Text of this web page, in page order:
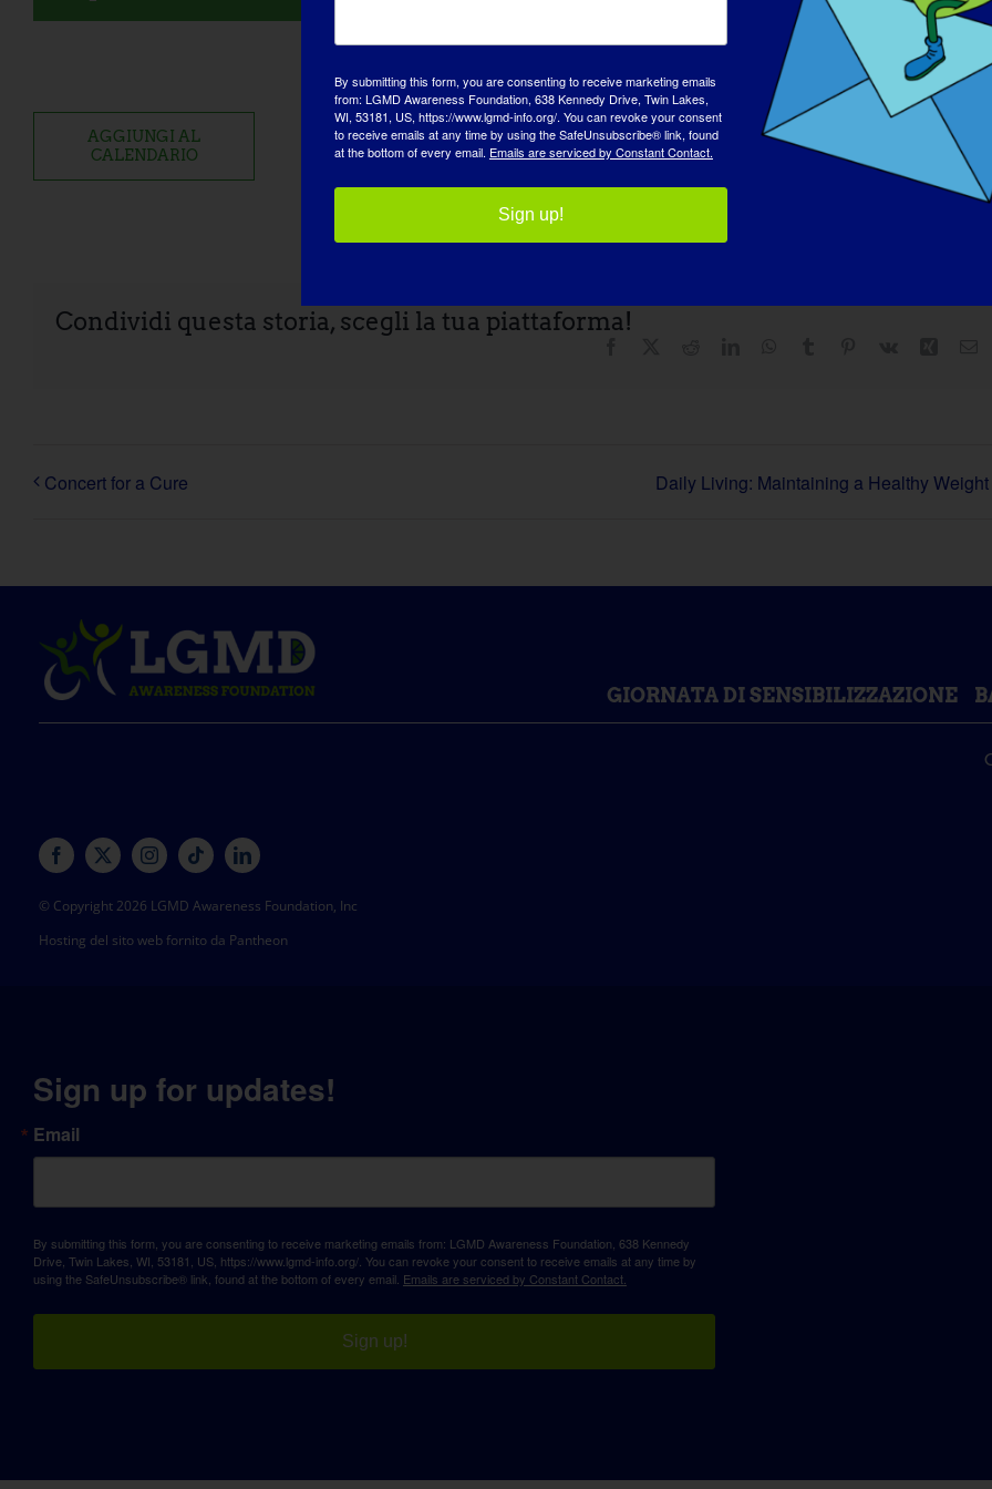
AGGIUNGI AL
CALENDARIO
Condividi questa storia, scegli la tua piattaforma!
Concert for a Cure Daily Living: Maintaining a Healthy Weight
GIORNATA DI SENSIBILIZZAZIONE
© Copyright 2026 LGMD Awareness Foundation, Inc
Hosting del sito web fornito da Pantheon
Sign up for updates!
Email
By submitting this form, you are consenting to receive marketing emails from: LGMD Awareness Foundation, 638 Kennedy
Drive, Twin Lakes, WI, 53181, US, https://www.lgmd-info.org/. You can revoke your consent to receive emails at any time by
using the SafeUnsubscribe® link, found at the bottom of every email. Emails are serviced by Constant Contact.
Sign up!
By submitting this form, you are consenting to receive marketing emails
from: LGMD Awareness Foundation, 638 Kennedy Drive, Twin Lakes,
WI, 53181, US, https://www.lgmd-info.org/. You can revoke your consent
to receive emails at any time by using the SafeUnsubscribe® link, found
at the bottom of every email. Emails are serviced by Constant Contact.
Sign up!